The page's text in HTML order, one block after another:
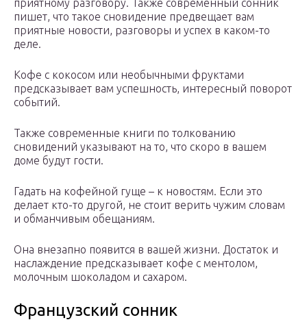
приятному разговору. Также современный сонник
пишет, что такое сновидение предвещает вам
приятные новости, разговоры и успех в каком-то
деле.
Кофе с кокосом или необычными фруктами
предсказывает вам успешность, интересный поворот
событий.
Также современные книги по толкованию
сновидений указывают на то, что скоро в вашем
доме будут гости.
Гадать на кофейной гуще – к новостям. Если это
делает кто-то другой, не стоит верить чужим словам
и обманчивым обещаниям.
Она внезапно появится в вашей жизни. Достаток и
наслаждение предсказывает кофе с ментолом,
молочным шоколадом и сахаром.
Французский сонник